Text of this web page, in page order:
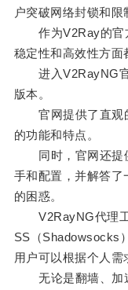
户突破网络封锁和限
作为V2Ray的官方
稳定性和高效性方面
进入V2RayNG官
版本。
官网提供了直观
的功能和特点。
同时，官网还提供
手和配置，并解答了
的困惑。
V2RayNG代理工
SS（Shadowsocks
用户可以根据个人需
无论是翻墙、加